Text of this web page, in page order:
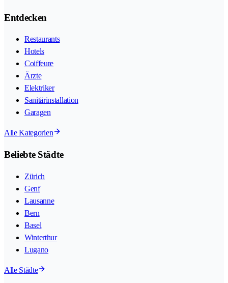
Entdecken
Restaurants
Hotels
Coiffeure
Ärzte
Elektriker
Sanitärinstallation
Garagen
Alle Kategorien
Beliebte Städte
Zürich
Genf
Lausanne
Bern
Basel
Winterthur
Lugano
Alle Städte